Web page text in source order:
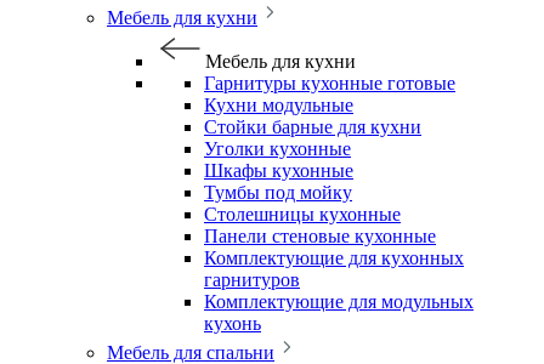
Мебель для кухни
Мебель для кухни
Гарнитуры кухонные готовые
Кухни модульные
Стойки барные для кухни
Уголки кухонные
Шкафы кухонные
Тумбы под мойку
Столешницы кухонные
Панели стеновые кухонные
Комплектующие для кухонных
гарнитуров
Комплектующие для модульных
кухонь
Мебель для спальни